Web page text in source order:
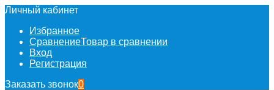
Личный кабинет
Избранное
СравнениеТовар в сравнении
Вход
Регистрация
Заказать звонок0